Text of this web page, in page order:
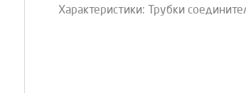
Характеристики: Трубки